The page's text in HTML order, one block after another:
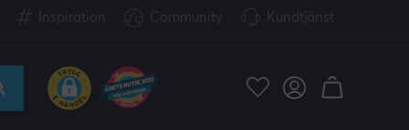
Inspiration Community Kundtjänst